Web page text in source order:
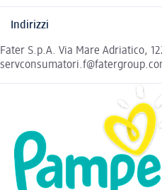
Indirizzi
Fater S.p.A. Via Mare Adriatico,